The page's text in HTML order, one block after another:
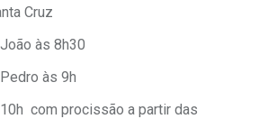
Cruz
às 8h30
às 9h
com procissão a partir das